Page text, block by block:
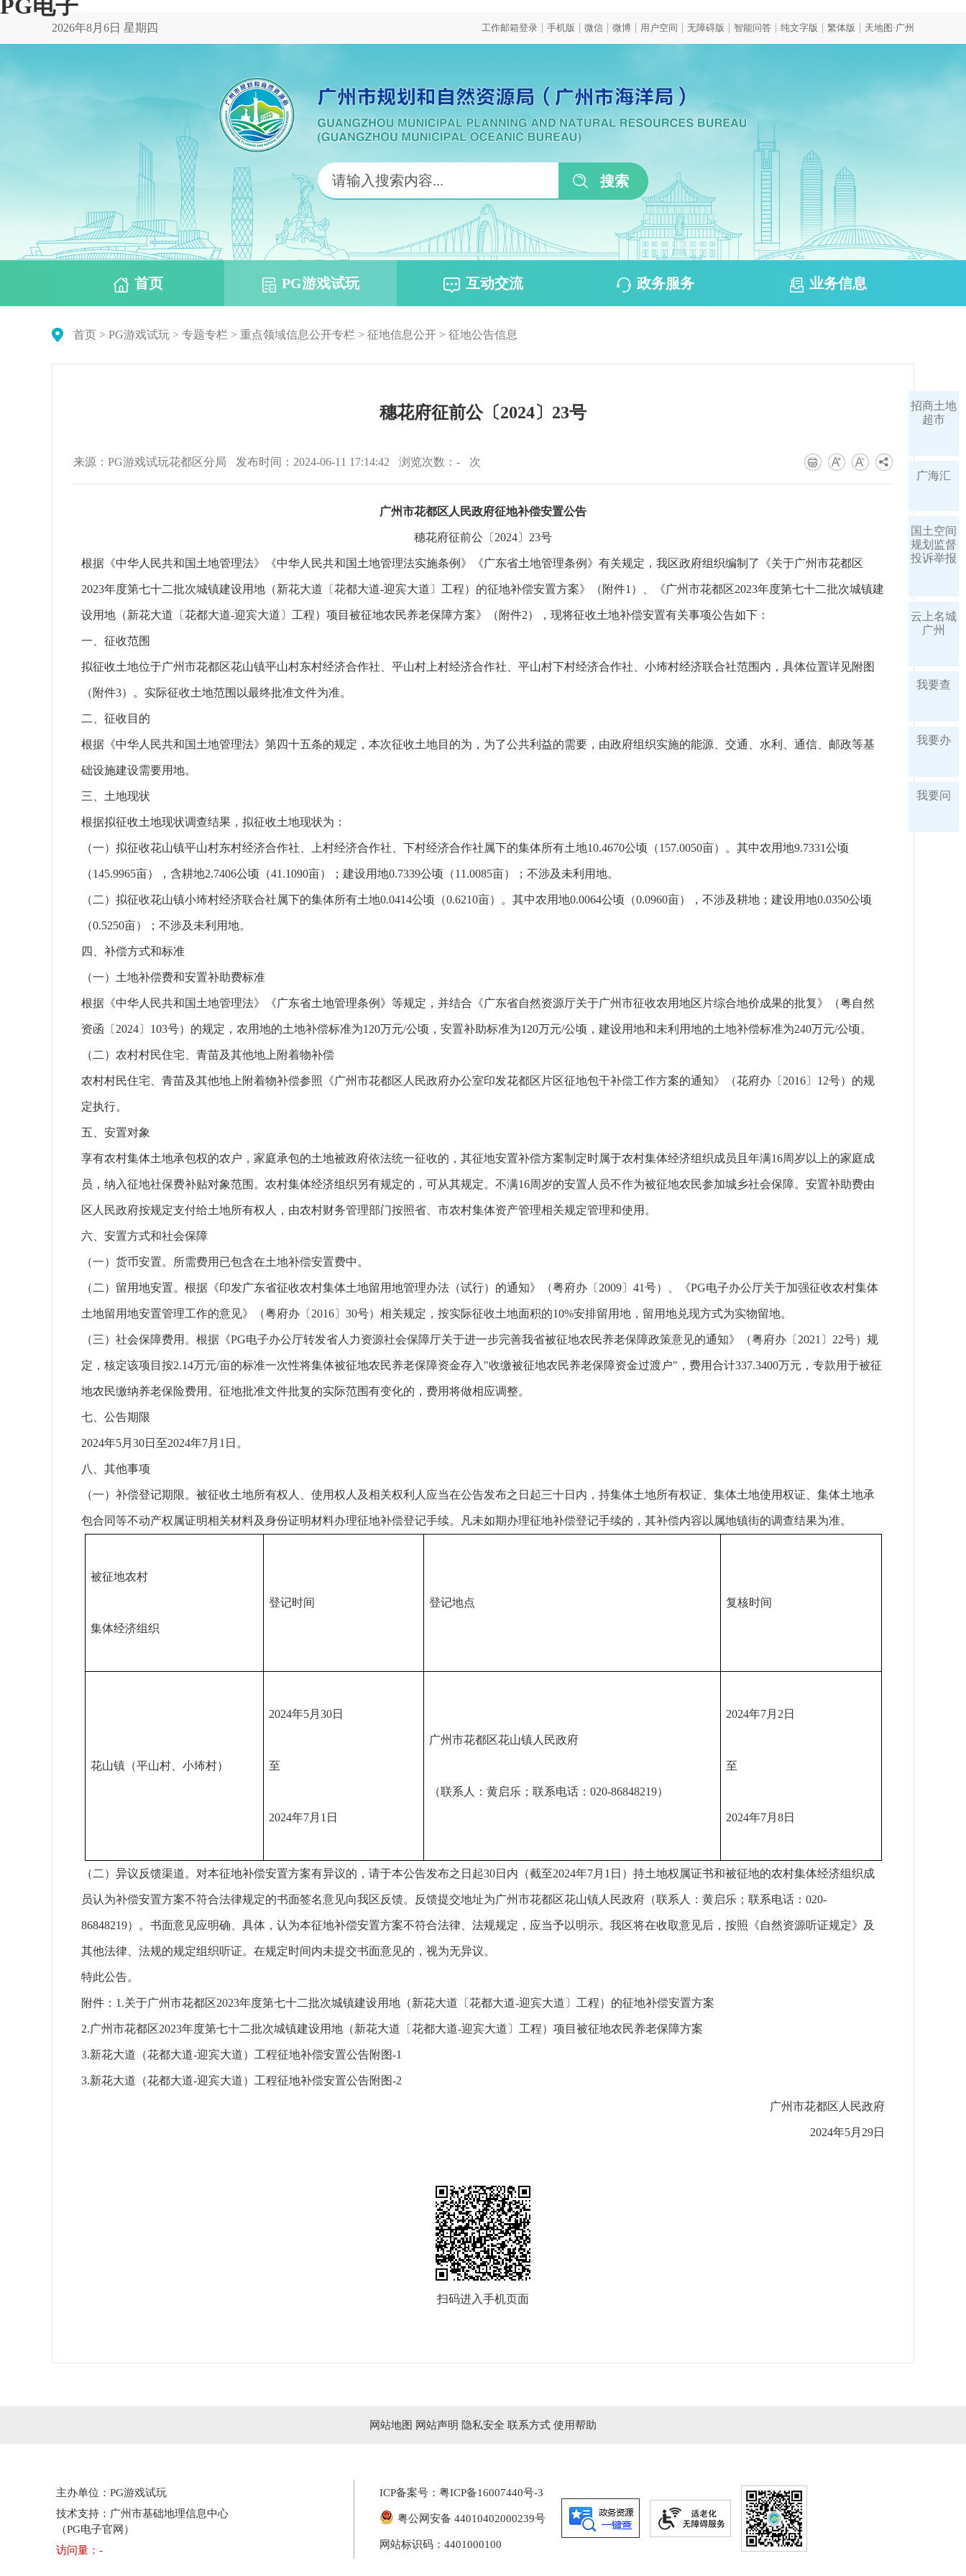
PG电子
2026年8月6日 星期四 工作邮箱登录 | 手机版 | 微信 | 微博 | 用户空间 | 无障碍版 | 智能问答 | 纯文字版 | 繁体版 | 天地图·广州
首页 PG游戏试玩 互动交流 政务服务 业务信息
首页 > PG游戏试玩 > 专题专栏 > 重点领域信息公开专栏 > 征地信息公开 > 征地公告信息
穗花府征前公〔2024〕23号
来源：PG游戏试玩花都区分局 发布时间：2024-06-11 17:14:42 浏览次数： - 次
广州市花都区人民政府征地补偿安置公告
穗花府征前公〔2024〕23号
根据《中华人民共和国土地管理法》《中华人民共和国土地管理法实施条例》《广东省土地管理条例》有关规定，我区政府组织编制了《关于广州市花都区
2023年度第七十二批次城镇建设用地（新花大道〔花都大道-迎宾大道〕工程）的征地补偿安置方案》（附件1）、《广州市花都区2023年度第七十二批次城镇建
设用地（新花大道〔花都大道-迎宾大道〕工程）项目被征地农民养老保障方案》（附件2），现将征收土地补偿安置有关事项公告如下：
一、征收范围
拟征收土地位于广州市花都区花山镇平山村东村经济合作社、平山村上村经济合作社、平山村下村经济合作社、小㘵村经济联合社范围内，具体位置详见附图
（附件3）。实际征收土地范围以最终批准文件为准。
二、征收目的
根据《中华人民共和国土地管理法》第四十五条的规定，本次征收土地目的为，为了公共利益的需要，由政府组织实施的能源、交通、水利、通信、邮政等基
础设施建设需要用地。
三、土地现状
根据拟征收土地现状调查结果，拟征收土地现状为：
（一）拟征收花山镇平山村东村经济合作社、上村经济合作社、下村经济合作社属下的集体所有土地10.4670公顷（157.0050亩）。其中农用地9.7331公顷
（145.9965亩），含耕地2.7406公顷（41.1090亩）；建设用地0.7339公顷（11.0085亩）；不涉及未利用地。
（二）拟征收花山镇小㘵村经济联合社属下的集体所有土地0.0414公顷（0.6210亩）。其中农用地0.0064公顷（0.0960亩），不涉及耕地；建设用地0.0350公顷
（0.5250亩）；不涉及未利用地。
四、补偿方式和标准
（一）土地补偿费和安置补助费标准
根据《中华人民共和国土地管理法》《广东省土地管理条例》等规定，并结合《广东省自然资源厅关于广州市征收农用地区片综合地价成果的批复》（粤自然
资函〔2024〕103号）的规定，农用地的土地补偿标准为120万元/公顷，安置补助标准为120万元/公顷，建设用地和未利用地的土地补偿标准为240万元/公顷。
（二）农村村民住宅、青苗及其他地上附着物补偿
农村村民住宅、青苗及其他地上附着物补偿参照《广州市花都区人民政府办公室印发花都区片区征地包干补偿工作方案的通知》（花府办〔2016〕12号）的规
定执行。
五、安置对象
享有农村集体土地承包权的农户，家庭承包的土地被政府依法统一征收的，其征地安置补偿方案制定时属于农村集体经济组织成员且年满16周岁以上的家庭成
员，纳入征地社保费补贴对象范围。农村集体经济组织另有规定的，可从其规定。不满16周岁的安置人员不作为被征地农民参加城乡社会保障。安置补助费由
区人民政府按规定支付给土地所有权人，由农村财务管理部门按照省、市农村集体资产管理相关规定管理和使用。
六、安置方式和社会保障
（一）货币安置。所需费用已包含在土地补偿安置费中。
（二）留用地安置。根据《印发广东省征收农村集体土地留用地管理办法（试行）的通知》（粤府办〔2009〕41号）、《PG电子办公厅关于加强征收农村集体
土地留用地安置管理工作的意见》（粤府办〔2016〕30号）相关规定，按实际征收土地面积的10%安排留用地，留用地兑现方式为实物留地。
（三）社会保障费用。根据《PG电子办公厅转发省人力资源社会保障厅关于进一步完善我省被征地农民养老保障政策意见的通知》（粤府办〔2021〕22号）规
定，核定该项目按2.14万元/亩的标准一次性将集体被征地农民养老保障资金存入"收缴被征地农民养老保障资金过渡户"，费用合计337.3400万元，专款用于被征
地农民缴纳养老保险费用。征地批准文件批复的实际范围有变化的，费用将做相应调整。
七、公告期限
2024年5月30日至2024年7月1日。
八、其他事项
（一）补偿登记期限。被征收土地所有权人、使用权人及相关权利人应当在公告发布之日起三十日内，持集体土地所有权证、集体土地使用权证、集体土地承
包合同等不动产权属证明相关材料及身份证明材料办理征地补偿登记手续。凡未如期办理征地补偿登记手续的，其补偿内容以属地镇街的调查结果为准。
被征地农村
集体经济组织
登记时间 登记地点 复核时间
花山镇（平山村、小㘵村）
2024年5月30日
至
2024年7月1日
广州市花都区花山镇人民政府
（联系人：黄启乐；联系电话：020-86848219）
2024年7月2日
至
2024年7月8日
（二）异议反馈渠道。对本征地补偿安置方案有异议的，请于本公告发布之日起30日内（截至2024年7月1日）持土地权属证书和被征地的农村集体经济组织成
员认为补偿安置方案不符合法律规定的书面签名意见向我区反馈。反馈提交地址为广州市花都区花山镇人民政府（联系人：黄启乐；联系电话：020-
86848219）。书面意见应明确、具体，认为本征地补偿安置方案不符合法律、法规规定，应当予以明示。我区将在收取意见后，按照《自然资源听证规定》及
其他法律、法规的规定组织听证。在规定时间内未提交书面意见的，视为无异议。
特此公告。
附件：1.关于广州市花都区2023年度第七十二批次城镇建设用地（新花大道〔花都大道-迎宾大道〕工程）的征地补偿安置方案
2.广州市花都区2023年度第七十二批次城镇建设用地（新花大道〔花都大道-迎宾大道〕工程）项目被征地农民养老保障方案
3.新花大道（花都大道-迎宾大道）工程征地补偿安置公告附图-1
3.新花大道（花都大道-迎宾大道）工程征地补偿安置公告附图-2
广州市花都区人民政府
2024年5月29日
扫码进入手机页面
招商土地
超市
广海汇
国土空间
规划监督
投诉举报
云上名城
广州
我要查
我要办
我要问
网站地图 网站声明 隐私安全 联系方式 使用帮助
主办单位：PG游戏试玩
技术支持：广州市基础地理信息中心
（PG电子官网）
访问量： -
ICP备案号： 粤ICP备16007440号-3
粤公网安备 44010402000239号
网站标识码：4401000100